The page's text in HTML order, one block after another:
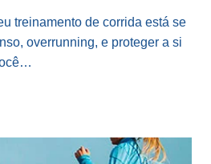
treinamento de corrida está se
overrunning, e proteger a si